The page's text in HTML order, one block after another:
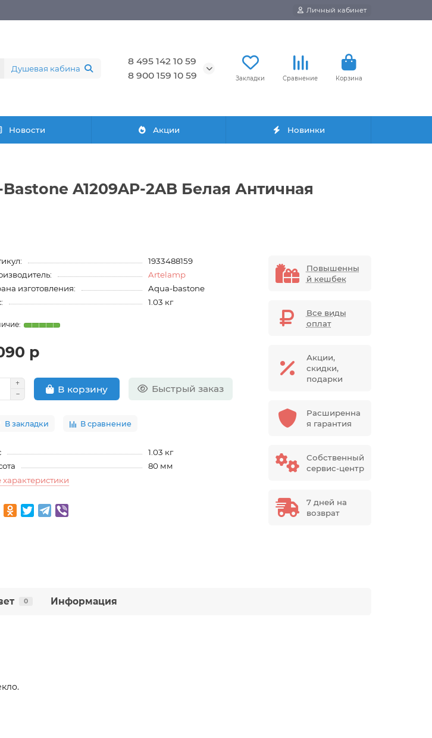
Личный кабинет
8 495 142 10 59
8 900 159 10 59
Закладки Сравнение Корзина
Новости Акции Новинки
A1209AP-2AB Белая Античная
1933488159
Artelamp
изготовления:
Aqua-bastone
1.03 кг
р
В корзину Быстрый заказ
В закладки В сравнение
1.03 кг
80 мм
характеристики
Повышенны
й кешбек
Все виды
оплат
Акции,
скидки,
подарки
Расширенна
я гарантия
Собственный
сервис-центр
7 дней на
возврат
0 Информация